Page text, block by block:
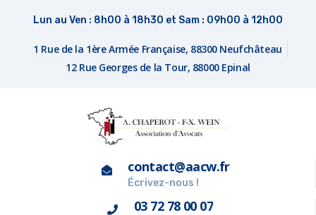
Lun au Ven : 8h00 à 18h30 et Sam : 09h00 à 12h00
1 Rue de la 1ère Armée Française, 88300 Neufchâteau
12 Rue Georges de la Tour, 88000 Epinal
contact@aacw.fr
Écrivez-nous !
03 72 78 00 07